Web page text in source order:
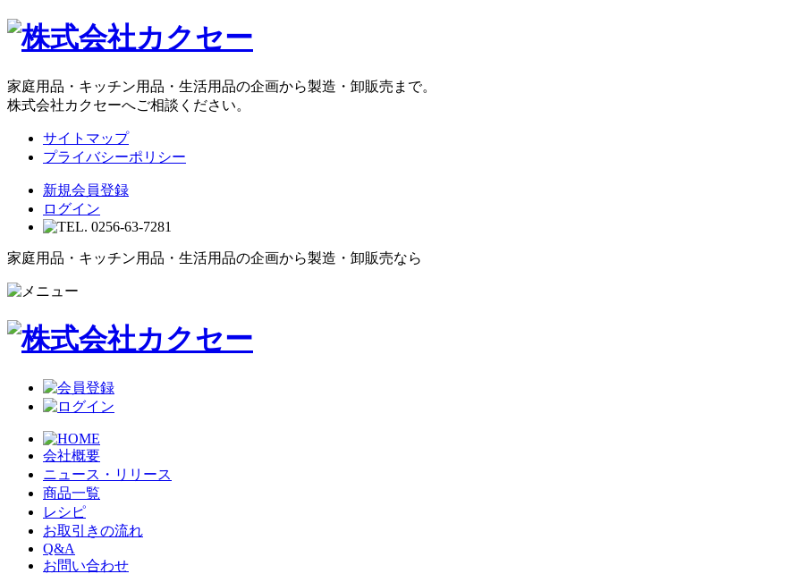
家庭用品・キッチン用品・生活用品の企画から製造・卸販売まで。
株式会社カクセーへご相談ください。
サイトマップ
プライバシーポリシー
新規会員登録
ログイン
家庭用品・キッチン用品・生活用品の企画から製造・卸販売なら
会社概要
ニュース・リリース
商品一覧
レシピ
お取引きの流れ
Q&A
お問い合わせ